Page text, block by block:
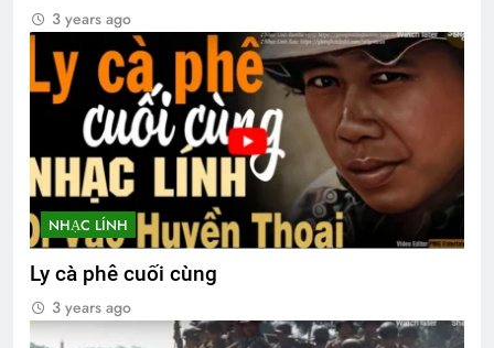
3 years ago
NHẠC LÍNH
Ly cà phê cuối cùng
3 years ago